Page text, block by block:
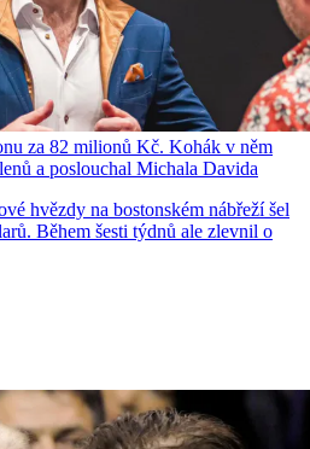
za 82 milionů Kč. Kohák v něm
a poslouchal Michala Davida
hvězdy na bostonském nábřeží šel
Během šesti týdnů ale zlevnil o